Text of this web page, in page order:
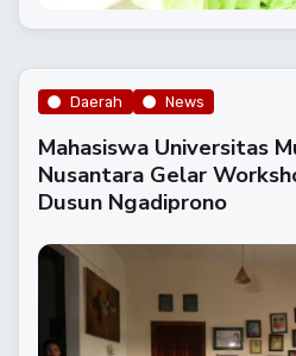
Daerah News
Mahasiswa Universitas
Nusantara Gelar
Dusun Ngadiprono